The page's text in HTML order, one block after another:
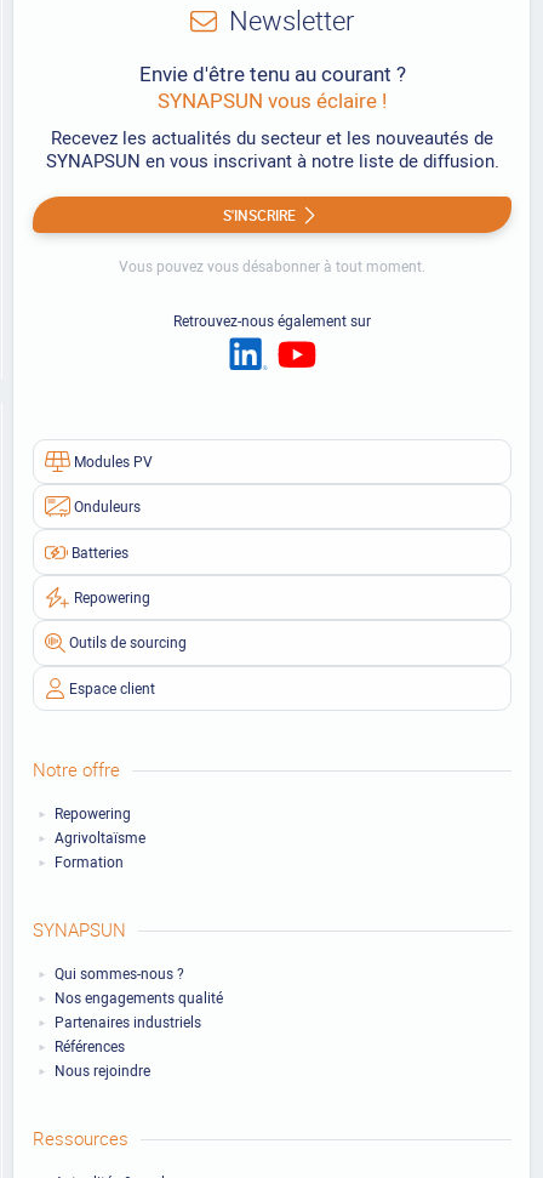
Modules PV
Onduleurs
Batteries
Repowering
Outils de sourcing
Espace client
Notre offre
Repowering
Agrivoltaïsme
Formation
SYNAPSUN
Qui sommes-nous ?
Nos engagements qualité
Partenaires industriels
Références
Nous rejoindre
Ressources
Newsletter
Envie d'être tenu au courant ?
SYNAPSUN vous éclaire !
Recevez les actualités du secteur et les nouveautés de
SYNAPSUN en vous inscrivant à notre liste de diffusion.
S'INSCRIRE
Vous pouvez vous désabonner à tout moment.
Retrouvez-nous également sur